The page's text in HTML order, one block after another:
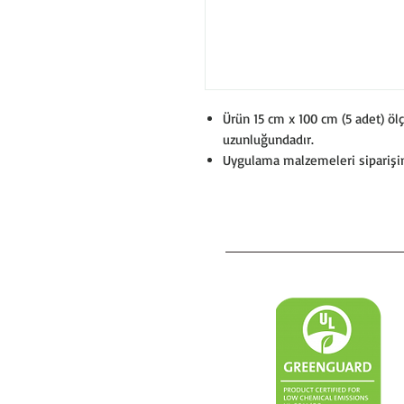
Ürün 15 cm x 100 cm (5 adet)
uzunluğundadır.
Uygulama malzemeleri